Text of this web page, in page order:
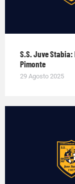
S.S. Juve Stabia:
Pimonte
29 Agosto 2025